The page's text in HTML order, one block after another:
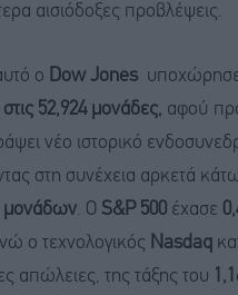
αισιόδοξες προβλέψεις.
ο Dow Jones
στις 52,924 μονάδες, αφού
νέο ιστορικό
στη συνέχεια αρκετά
μονάδων. Ο S&P 500 έχασε
ο τεχνολογικός Nasdaq
απώλειες, της τάξης του